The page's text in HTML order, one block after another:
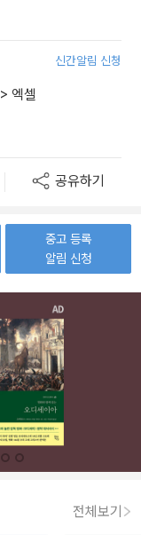
신간알림 신청
> 엑셀
공유하기
중고 등록
알림 신청
전체보기